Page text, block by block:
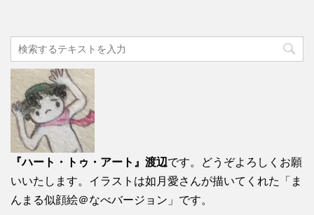
『ハート・トゥ・アート』渡辺です。どうぞよろしくお願
いいたします。イラストは如月愛さんが描いてくれた「ま
んまる似顔絵＠なべバージョン」です。